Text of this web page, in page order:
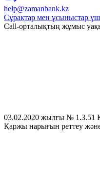
help@zamanbank.kz
Сұрақтар мен ұсыныстар
Call-орталықтың жұмыс
03.02.2020 жылғы № 1.3.51
Қаржы нарығын реттеу және